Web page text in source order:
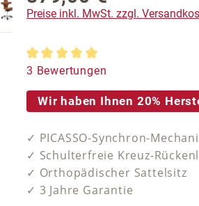
Preise inkl. MwSt. zzgl.
Durchschnittliche Bewertung
3 Bewertungen
Wir haben Ihnen 20%
✓ PICASSO-Synchron-
✓ Schulterfreie Kreuz-
✓ Orthopädischer Sattelsitz
✓ 3 Jahre Garantie